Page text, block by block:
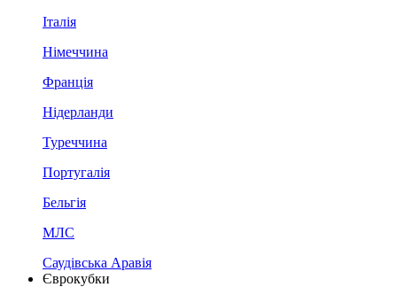
Італія
Німеччина
Франція
Нідерланди
Туреччина
Португалія
Бельгія
МЛС
Саудівська Аравія
Єврокубки